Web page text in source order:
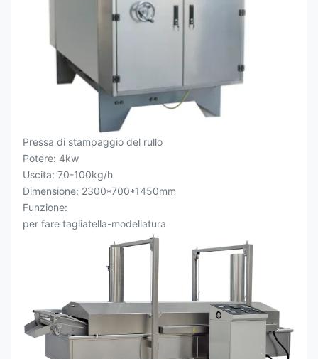
Pressa di stampaggio del rullo
Potere: 4kw
Uscita: 70-100kg/h
Dimensione: 2300*700*1450mm
Funzione:
per fare tagliatella-modellatura